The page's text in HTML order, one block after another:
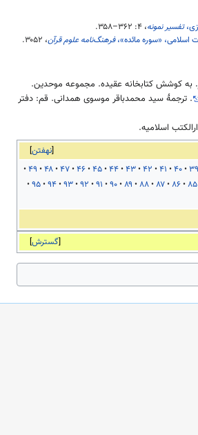
تفسیر نمونه، ۴:‎ ۳۵۸–۳۶۲.
اسلامی، «سوره مائده»،فرهنگ‌نامه علوم قرآن، ۳۰۵۲.
. به کوشش کتابخانه عقیده. مجموعه موحدین.
. ترجمهٔ سید محمدباقر موسوی همدانی. قم: دفتر
اسلامیه.
نهفتن
۳۹ ۴۰ ۴۱ ۴۲ ۴۳ ۴۴ ۴۵ ۴۶ ۴۷ ۴۸ ۴۹
۸۵ ۸۶ ۸۷ ۸۸ ۸۹ ۹۰ ۹۱ ۹۲ ۹۳ ۹۴ ۹۵
گسترش